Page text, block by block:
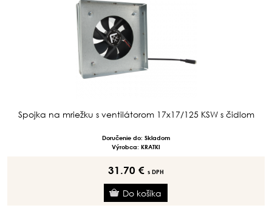
Spojka na mriežku s ventilátorom 17x17/125 KSW s čidlom
Doručenie do: Skladom
Výrobca: KRATKI
31.70 € s DPH